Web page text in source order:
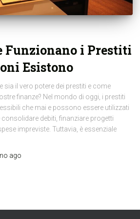
Funzionano i Prestiti
Esistono
sia il vero potere dei prestiti e come
finanze? Nel mondo di oggi, i prestiti
che mai e possono essere utilizzati
debiti, finanziare progetti
impreviste. Tuttavia, è essenziale
ago